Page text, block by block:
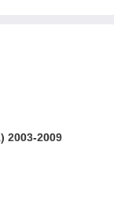
2003-2009